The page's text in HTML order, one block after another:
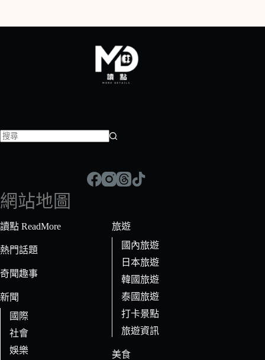
符
合
條
的
果
網站地圖
讀點 ReadMore
熱門話題
奇聞趣事
新聞
國際
社會
娛樂
旅遊
國內旅遊
日本旅遊
韓國旅遊
泰國旅遊
打卡景點
旅遊資訊
美食